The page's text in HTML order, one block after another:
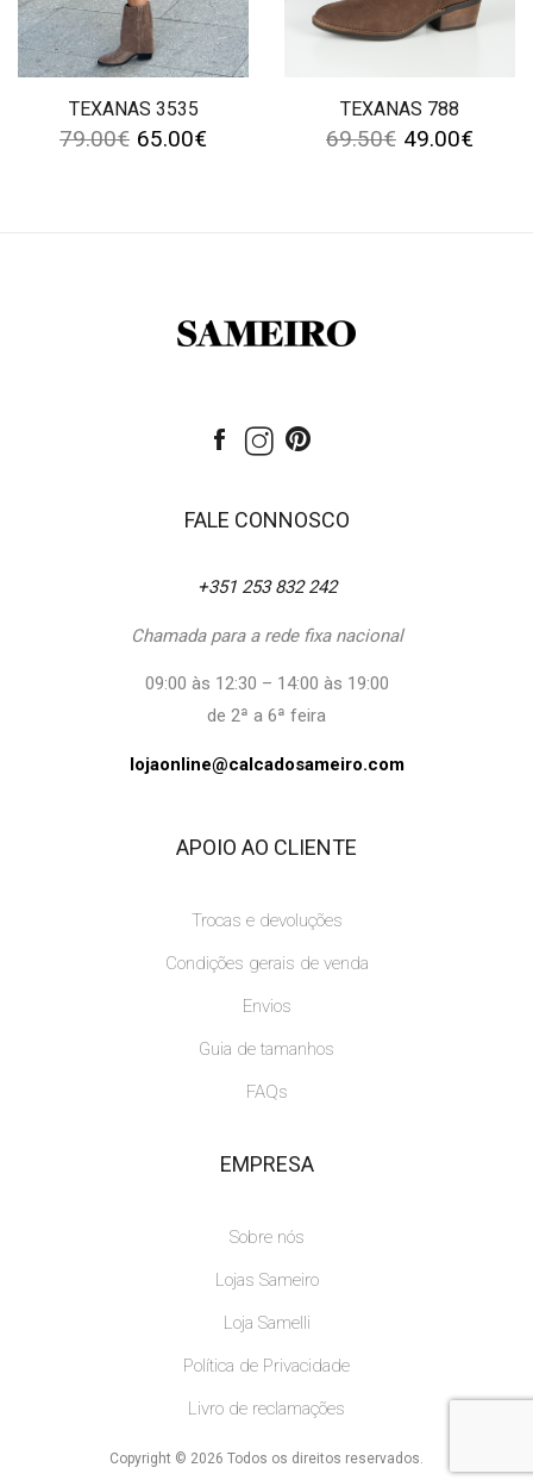
TEXANAS 3535
79.00€ 65.00€
TEXANAS 788
69.50€ 49.00€
FALE CONNOSCO
+351 253 832 242
Chamada para a rede fixa nacional
09:00 às 12:30 – 14:00 às 19:00
de 2ª a 6ª feira
lojaonline@calcadosameiro.com
APOIO AO CLIENTE
Trocas e devoluções
Condições gerais de venda
Envios
Guia de tamanhos
FAQs
EMPRESA
Sobre nós
Lojas Sameiro
Loja Samelli
Política de Privacidade
Livro de reclamações
Copyright © 2026 Todos os direitos reservados.